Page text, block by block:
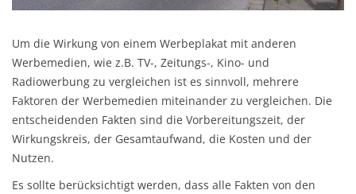
Um die Wirkung von einem Werbeplakat mit anderen
Werbemedien, wie z.B. TV-, Zeitungs-, Kino- und
Radiowerbung zu vergleichen ist es sinnvoll, mehrere
Faktoren der Werbemedien miteinander zu vergleichen. Die
entscheidenden Fakten sind die Vorbereitungszeit, der
Wirkungskreis, der Gesamtaufwand, die Kosten und der
Nutzen.
Es sollte berücksichtigt werden, dass alle Fakten von den